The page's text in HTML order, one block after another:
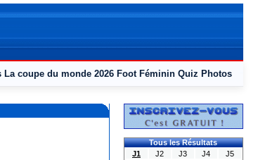
La coupe du monde 2026 Foot Féminin Quiz Photos
Tous les Résultats
J1
J2 J3 J4
J5